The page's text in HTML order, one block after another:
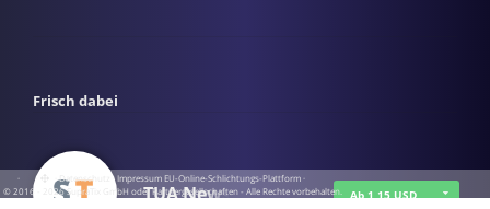
Frisch dabei
TUA News Ab 1,15 USD
· · ·Datenschutz ·Impressum EU-Online-Schlichtungs-Plattform·
© 2016 - 2026 SupraTix GmbH oder Partnergesellschaften - Alle Rechte vorbehalten.